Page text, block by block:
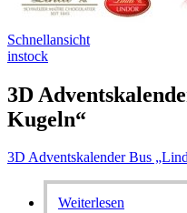
Schnellansicht
instock
3D
Kugeln“
3D Adventskalender Bus
Weiterlesen